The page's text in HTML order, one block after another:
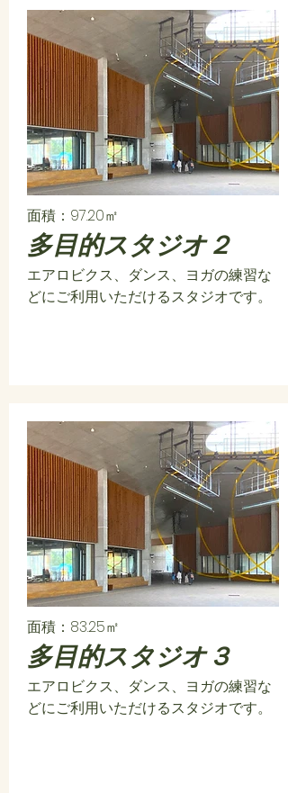
面積：97.20㎡
多目的スタジオ２
エアロビクス、ダンス、ヨガの練習な
どにご利用いただけるスタジオです。
面積：83.25㎡
多目的スタジオ３
エアロビクス、ダンス、ヨガの練習な
どにご利用いただけるスタジオです。